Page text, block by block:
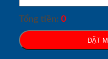
Tổng tiền: 0
ĐẶT